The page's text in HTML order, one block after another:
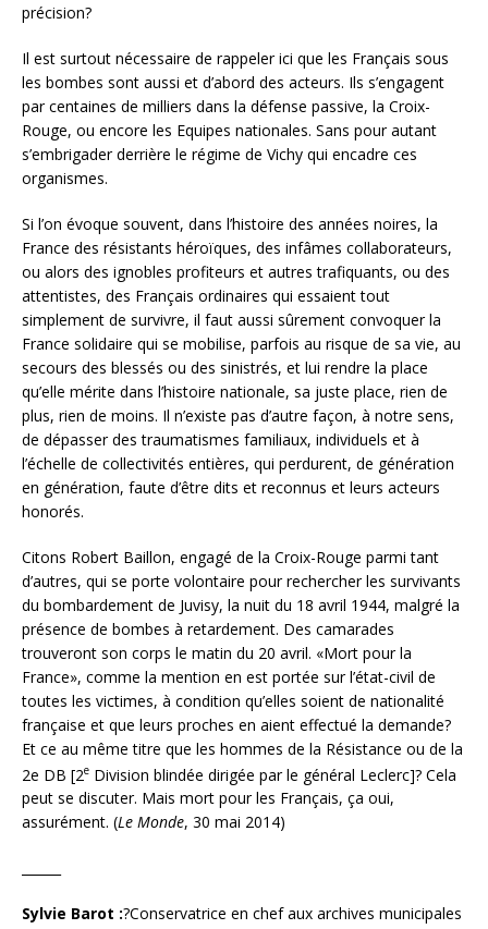
précision?
Il est surtout nécessaire de rappeler ici que les Français sous
les bombes sont aussi et d’abord des acteurs. Ils s’engagent
par centaines de milliers dans la défense passive, la Croix-
Rouge, ou encore les Equipes nationales. Sans pour autant
s’embrigader derrière le régime de Vichy qui encadre ces
organismes.
Si l’on évoque souvent, dans l’histoire des années noires, la
France des résistants héroïques, des infâmes collaborateurs,
ou alors des ignobles profiteurs et autres trafiquants, ou des
attentistes, des Français ordinaires qui essaient tout
simplement de survivre, il faut aussi sûrement convoquer la
France solidaire qui se mobilise, parfois au risque de sa vie, au
secours des blessés ou des sinistrés, et lui rendre la place
qu’elle mérite dans l’histoire nationale, sa juste place, rien de
plus, rien de moins. Il n’existe pas d’autre façon, à notre sens,
de dépasser des traumatismes familiaux, individuels et à
l’échelle de collectivités entières, qui perdurent, de génération
en génération, faute d’être dits et reconnus et leurs acteurs
honorés.
Citons Robert Baillon, engagé de la Croix-Rouge parmi tant
d’autres, qui se porte volontaire pour rechercher les survivants
du bombardement de Juvisy, la nuit du 18 avril 1944, malgré la
présence de bombes à retardement. Des camarades
trouveront son corps le matin du 20 avril. «Mort pour la
France», comme la mention en est portée sur l’état-civil de
toutes les victimes, à condition qu’elles soient de nationalité
française et que leurs proches en aient effectué la demande?
Et ce au même titre que les hommes de la Résistance ou de la
2e DB [2e Division blindée dirigée par le général Leclerc]? Cela
peut se discuter. Mais mort pour les Français, ça oui,
assurément. (Le Monde, 30 mai 2014)
Sylvie Barot :?Conservatrice en chef aux archives municipales